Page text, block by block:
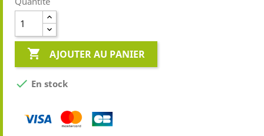
 AJOUTER AU PANIER
 En stock